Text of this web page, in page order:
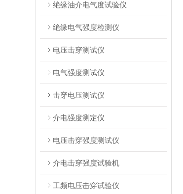
绝缘油介电气度试验仪
绝缘电气强度检测仪
电压击穿测试仪
电气强度测试仪
击穿电压测试仪
介电强度测定仪
电压击穿强度测试仪
介电击穿强度试验机
工频电压击穿试验仪